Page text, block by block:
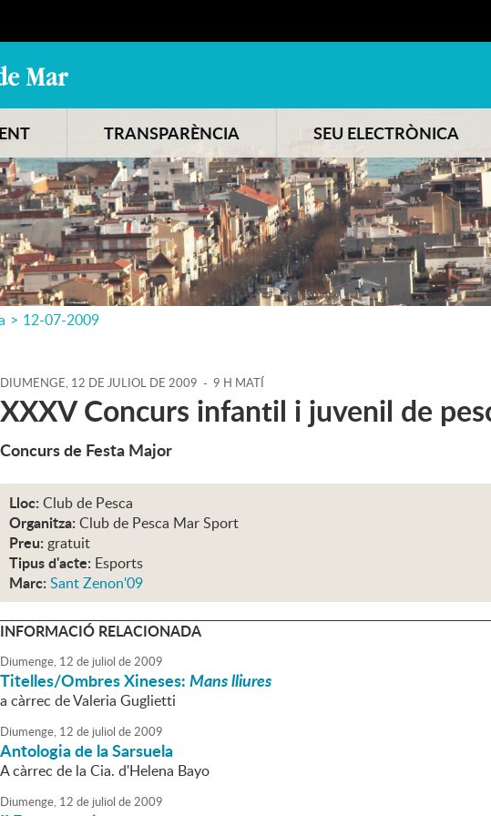
TRANSPARÈNCIA SEU ELECTRÒNICA
> 12-07-2009
DIUMENGE, 12 DE JULIOL DE 2009 - 9 H MATÍ
XXXV Concurs infantil i juvenil de
Concurs de Festa Major
Lloc: Club de Pesca
Organitza: Club de Pesca Mar Sport
Preu: gratuit
Tipus d'acte: Esports
Marc: Sant Zenon'09
INFORMACIÓ RELACIONADA
Diumenge, 12 de juliol de2009
Titelles/Ombres Xineses:Mans lliures
a càrrec de Valeria Guglietti
Diumenge, 12 de juliol de2009
Antologia de la Sarsuela
A càrrec de la Cia. d'Helena Bayo
Diumenge, 12 de juliol de2009